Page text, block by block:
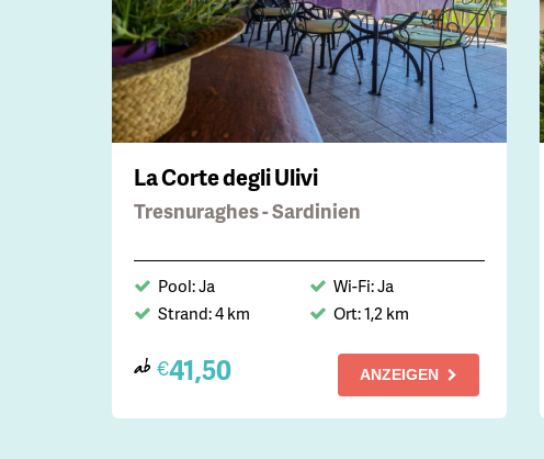
La Corte degli Ulivi
Tresnuraghes - Sardinien
Pool: Ja
Wi-Fi: Ja
Strand: 4 km
Ort: 1,2 km
ab €41,50 ANZEIGEN